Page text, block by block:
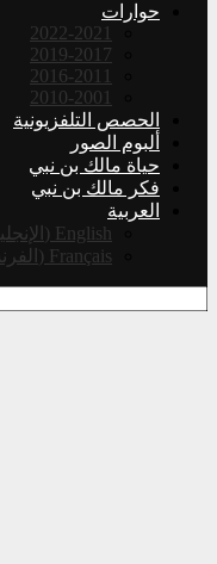
حوارات
2022-2021
2019-2017
2016-2011
2010-2001
الحصص التلفزيونية
ألبوم الصور
حياة مالك بن نبي
فكر مالك بن نبي
العربية
English
(
Français
(